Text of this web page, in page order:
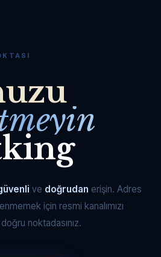
ve doğrudan erişin. Adres
için resmi kanalımızı
noktadasınız.